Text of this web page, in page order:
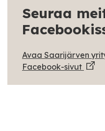
Seuraa
Avaa Saarijärven
Facebook-sivut